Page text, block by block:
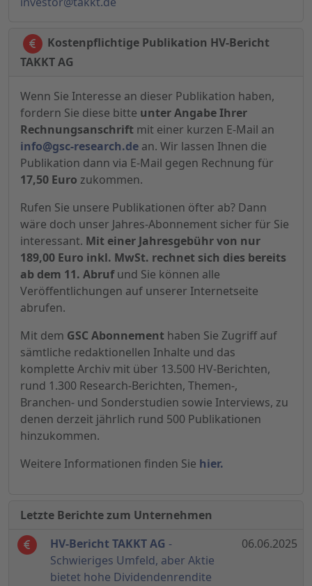
Kostenpflichtige Publikation HV-Bericht
TAKKT AG
Wenn Sie Interesse an dieser Publikation haben,
fordern Sie diese bitte unter Angabe Ihrer
Rechnungsanschrift mit einer kurzen E-Mail an
info@gsc-research.de an. Wir lassen Ihnen die
Publikation dann via E-Mail gegen Rechnung für
17,50 Euro zukommen.
Rufen Sie unsere Publikationen öfter ab? Dann
wäre doch unser Jahres-Abonnement sicher für Sie
interessant. Mit einer Jahresgebühr von nur
189,00 Euro inkl. MwSt. rechnet sich dies bereits
ab dem 11. Abrufund Sie können alle
Veröffentlichungen auf unserer Internetseite
abrufen.
Mit dem GSC Abonnement haben Sie Zugriff auf
sämtliche redaktionellen Inhalte und das
komplette Archiv mit über 13.500 HV-Berichten,
rund 1.300 Research-Berichten, Themen-,
Branchen- und Sonderstudien sowie Interviews, zu
denen derzeit jährlich rund 500 Publikationen
hinzukommen.
Weitere Informationen finden Sie hier.
Letzte Berichte zum Unternehmen
HV-Bericht TAKKT AG -
Schwieriges Umfeld, aber Aktie
bietet hohe Dividendenrendite
06.06.2025